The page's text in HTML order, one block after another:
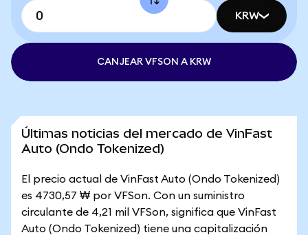
KRW
CANJEAR VFSON A KRW
Últimas noticias del mercado de VinFast
Auto (Ondo Tokenized)
El precio actual de VinFast Auto (Ondo Tokenized)
es 4730,57 ₩ por VFSon. Con un suministro
circulante de 4,21 mil VFSon, significa que VinFast
Auto (Ondo Tokenized) tiene una capitalización